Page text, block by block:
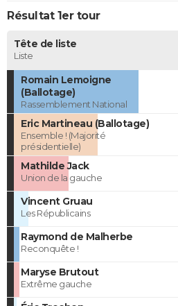
Résultat 1er tour
Tête de liste
Liste
Romain Lemoigne
(Ballotage)
Rassemblement National
Eric Martineau (Ballotage)
Ensemble ! (Majorité
présidentielle)
Mathilde Jack
Union de la gauche
Vincent Gruau
Les Républicains
Raymond de Malherbe
Reconquête !
Maryse Brutout
Extrême gauche